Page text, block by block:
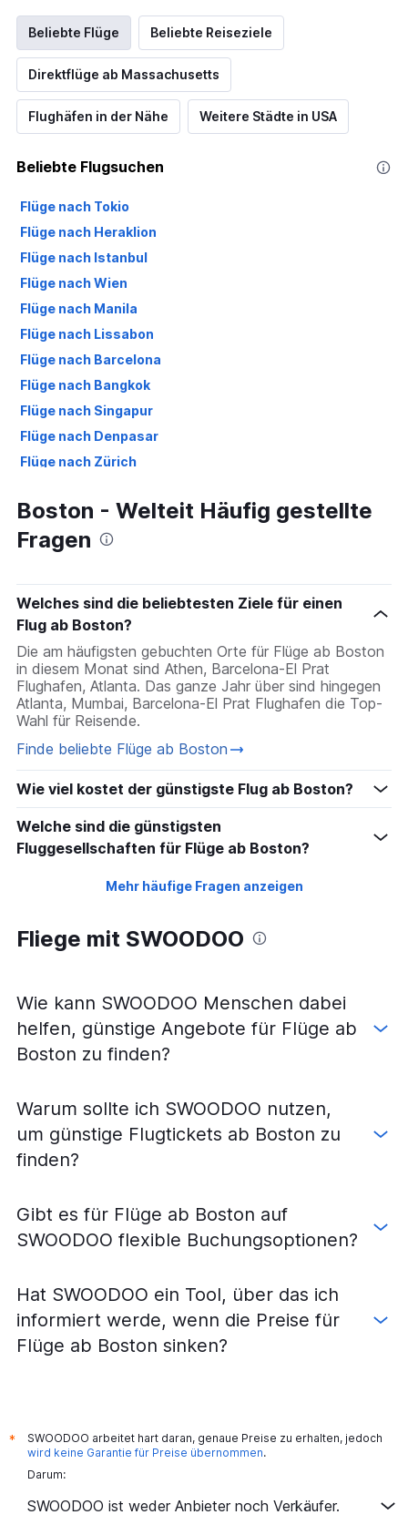
Beliebte Flüge Beliebte Reiseziele
Direktflüge ab Massachusetts
Flughäfen in der Nähe Weitere Städte in USA
Beliebte Flugsuchen
Flüge nach Tokio
Flüge nach Heraklion
Flüge nach Istanbul
Flüge nach Wien
Flüge nach Manila
Flüge nach Lissabon
Flüge nach Barcelona
Flüge nach Bangkok
Flüge nach Singapur
Flüge nach Denpasar
Flüge nach Zürich
Flüge nach Berlin
Flüge nach Palma de Mallorca
Boston - Welteit Häufig gestellte
Fragen
Welches sind die beliebtesten Ziele für einen
Flug ab Boston?
Die am häufigsten gebuchten Orte für Flüge ab Boston
in diesem Monat sind Athen, Barcelona-El Prat
Flughafen, Atlanta. Das ganze Jahr über sind hingegen
Atlanta, Mumbai, Barcelona-El Prat Flughafen die Top-
Wahl für Reisende.
Finde beliebte Flüge ab Boston
Wie viel kostet der günstigste Flug ab Boston?
Welche sind die günstigsten
Fluggesellschaften für Flüge ab Boston?
Mehr häufige Fragen anzeigen
Fliege mit SWOODOO
Wie kann SWOODOO Menschen dabei
helfen, günstige Angebote für Flüge ab
Boston zu finden?
Warum sollte ich SWOODOO nutzen,
um günstige Flugtickets ab Boston zu
finden?
Gibt es für Flüge ab Boston auf
SWOODOO flexible Buchungsoptionen?
Hat SWOODOO ein Tool, über das ich
informiert werde, wenn die Preise für
Flüge ab Boston sinken?
*
SWOODOO arbeitet hart daran, genaue Preise zu erhalten, jedoch
wird keine Garantie für Preise übernommen.
Darum:
SWOODOO ist weder Anbieter noch Verkäufer.